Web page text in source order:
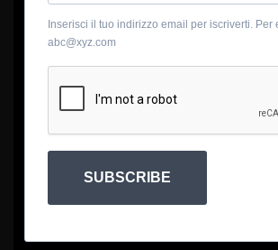
Inserisci il tuo indirizzo email per iscriverti. Per
abc@xyz.com
SUBSCRIBE